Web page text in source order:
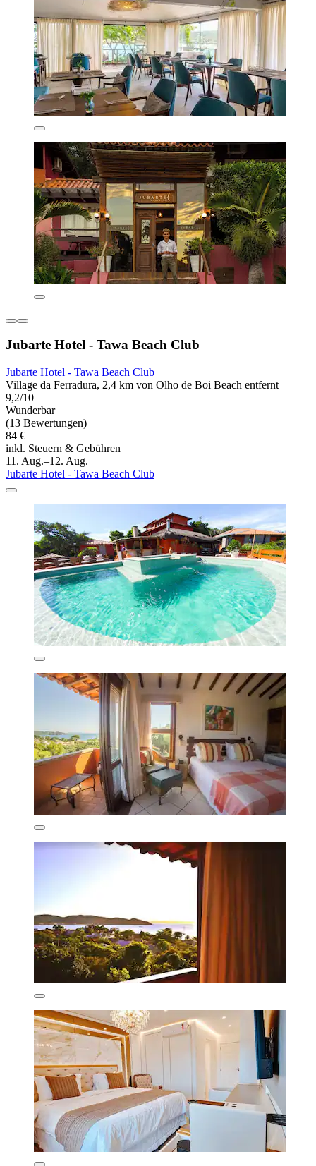
Jubarte Hotel - Tawa Beach Club
Jubarte Hotel - Tawa Beach Club
Village da Ferradura, 2,4 km von Olho de Boi Beach entfernt
9,2/10
Wunderbar
(13 Bewertungen)
84 €
inkl. Steuern & Gebühren
11. Aug.–12. Aug.
Jubarte Hotel - Tawa Beach Club